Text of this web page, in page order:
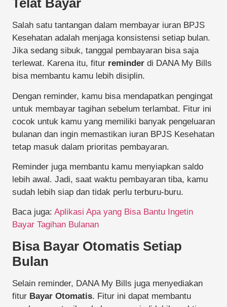
Telat Bayar
Salah satu tantangan dalam membayar iuran BPJS
Kesehatan adalah menjaga konsistensi setiap bulan.
Jika sedang sibuk, tanggal pembayaran bisa saja
terlewat. Karena itu, fitur reminder di DANA My Bills
bisa membantu kamu lebih disiplin.
Dengan reminder, kamu bisa mendapatkan pengingat
untuk membayar tagihan sebelum terlambat. Fitur ini
cocok untuk kamu yang memiliki banyak pengeluaran
bulanan dan ingin memastikan iuran BPJS Kesehatan
tetap masuk dalam prioritas pembayaran.
Reminder juga membantu kamu menyiapkan saldo
lebih awal. Jadi, saat waktu pembayaran tiba, kamu
sudah lebih siap dan tidak perlu terburu-buru.
Baca juga: Aplikasi Apa yang Bisa Bantu Ingetin
Bayar Tagihan Bulanan
Bisa Bayar Otomatis Setiap
Bulan
Selain reminder, DANA My Bills juga menyediakan
fitur Bayar Otomatis. Fitur ini dapat membantu